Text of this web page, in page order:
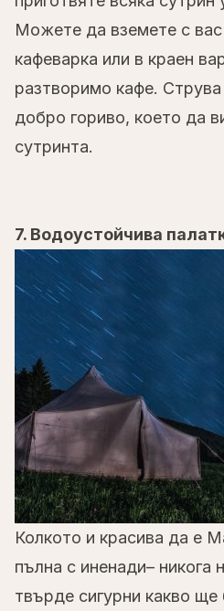
Можете да вземете с
кафеварка или в краен
разтворимо кафе.
добро гориво, което да
сутринта.
7. Водоустойчива
Колкото и красива да е
пълна с иненади– никога
твърде сигурни какво